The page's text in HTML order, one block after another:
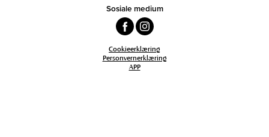
Sosiale medium
Cookieerklæring
Personvernerklæring
APP